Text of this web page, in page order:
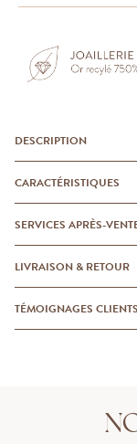
DESCRIPTION
CARACTÉRISTIQUES
SERVICES APRÈS-
LIVRAISON & RETOUR
TÉMOIGNAGES CLIENTS